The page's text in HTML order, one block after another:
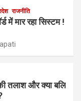
राजनीति
में मार रहा सिस्टम !
तलाश और क्या बलि